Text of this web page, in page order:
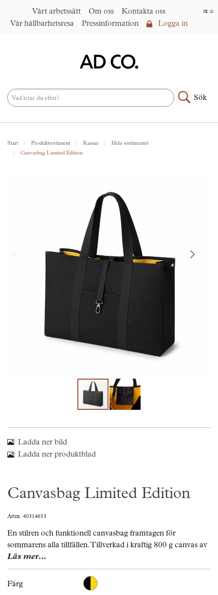
Vårt arbetssätt Om oss
Kontakta oss
Vår hållbarhetsresa
Pressinformation Logga in
Sök
Start Produktsortiment Kassar
Hela sortimentet
Canvasbag Limited Edition
Ladda ner bild
Ladda ner produktblad
Canvasbag Limited Edition
Artnr. 40314653
En stilren och funktionell canvasbag framtagen för
sommarens alla tillfällen. Tillverkad i kraftig 800 g canvas av
Läs mer…
Färg
Om oss
Under samma paraply
Vår hållbarhetsresa
Skräddarsy kassar
Outlet ►
Pressinformation
Logga in